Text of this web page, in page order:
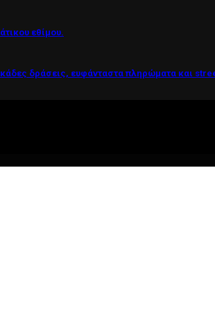
εθίμου.
δράσεις, ευφάνταστα πληρώματα και